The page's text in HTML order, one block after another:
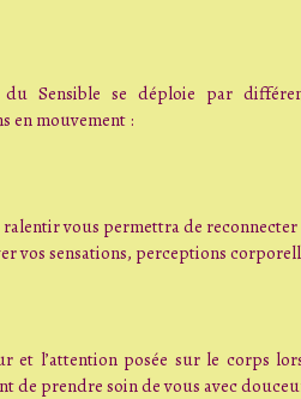
du Sensible se déploie par
en mouvement :
vous permettra de
vos sensations, perceptions
et l’attention posée sur le corps
de prendre soin de vous avec